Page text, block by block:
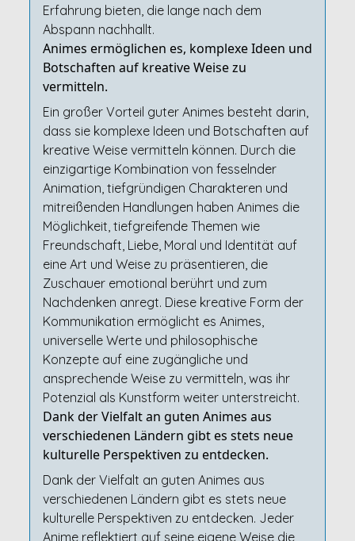
Erfahrung bieten, die lange nach dem
Abspann nachhallt.
Animes ermöglichen es, komplexe Ideen und
Botschaften auf kreative Weise zu
vermitteln.
Ein großer Vorteil guter Animes besteht darin,
dass sie komplexe Ideen und Botschaften auf
kreative Weise vermitteln können. Durch die
einzigartige Kombination von fesselnder
Animation, tiefgründigen Charakteren und
mitreißenden Handlungen haben Animes die
Möglichkeit, tiefgreifende Themen wie
Freundschaft, Liebe, Moral und Identität auf
eine Art und Weise zu präsentieren, die
Zuschauer emotional berührt und zum
Nachdenken anregt. Diese kreative Form der
Kommunikation ermöglicht es Animes,
universelle Werte und philosophische
Konzepte auf eine zugängliche und
ansprechende Weise zu vermitteln, was ihr
Potenzial als Kunstform weiter unterstreicht.
Dank der Vielfalt an guten Animes aus
verschiedenen Ländern gibt es stets neue
kulturelle Perspektiven zu entdecken.
Dank der Vielfalt an guten Animes aus
verschiedenen Ländern gibt es stets neue
kulturelle Perspektiven zu entdecken. Jeder
Anime reflektiert auf seine eigene Weise die